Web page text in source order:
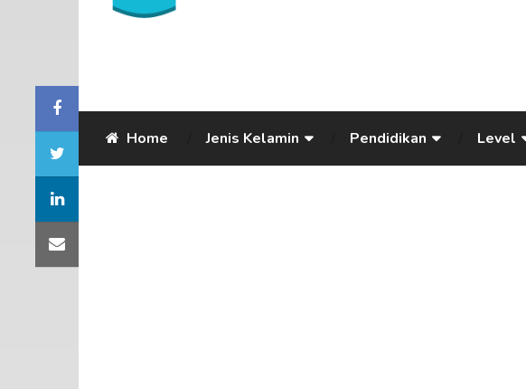
Home Jenis Kelamin Pendidikan Level